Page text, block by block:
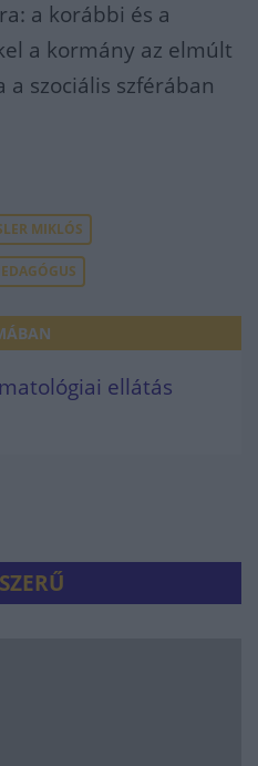
a korábbi és a
a kormány az elmúlt
szociális szférában
MIKLÓS
ellátás